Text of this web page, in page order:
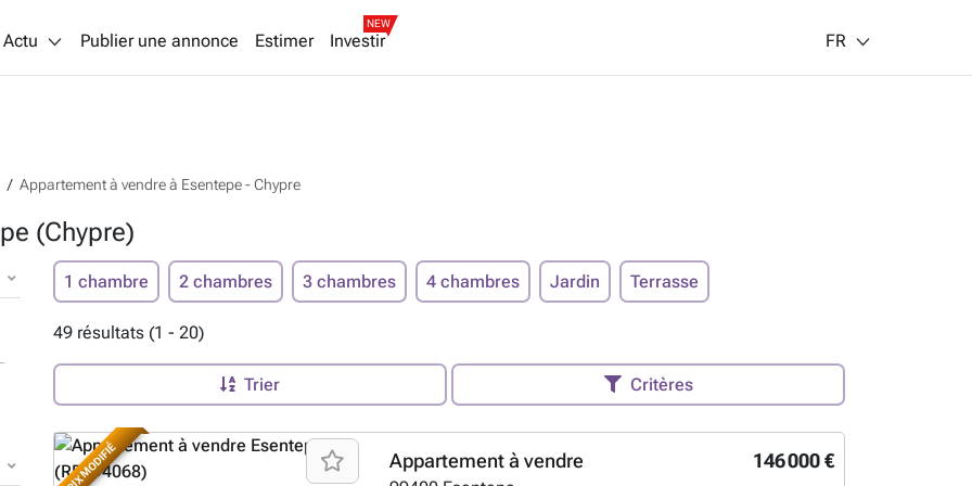
Actu Publier une annonce Estimer Investir
NEW
FR
Appartement à vendre à Esentepe - Chypre
(Chypre)
1 chambre 2 chambres 3 chambres 4 chambres Jardin Terrasse
49 résultats (1 - 20)
Trier Critères
PRIX MODIFIÉ 146 000 €
Appartement à vendre